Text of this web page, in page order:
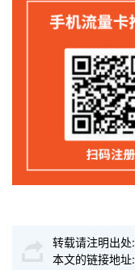
转载请注明出处:
本文的链接地址: